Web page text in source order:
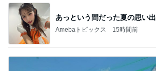
あっという間だった夏の思い出
Amebaトピックス 15時間前